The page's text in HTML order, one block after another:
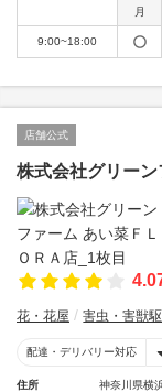
月
9:00~18:00
店舗公式
株式会社グリー
花・花屋 害虫・害獣
配達・デリバリー対応
住所
神奈川県横